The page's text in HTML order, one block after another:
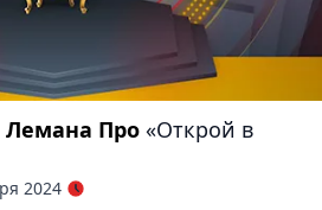
Лемана Про «Открой в
2024